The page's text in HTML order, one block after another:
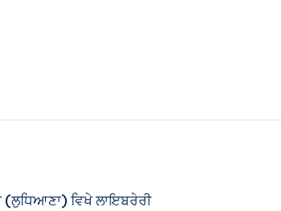
(ਲੁਧਿਆਣਾ) ਵਿਖੇ ਲਾਇਬਰੇਰੀ